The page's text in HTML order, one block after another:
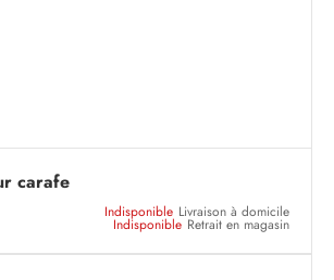
carafe
Indisponible Livraison à domicile
Indisponible Retrait en magasin